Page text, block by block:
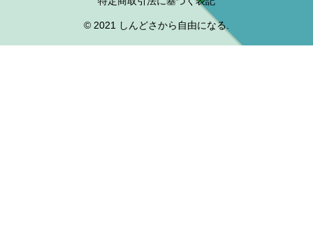
© 2021 しんどさから自由になる.